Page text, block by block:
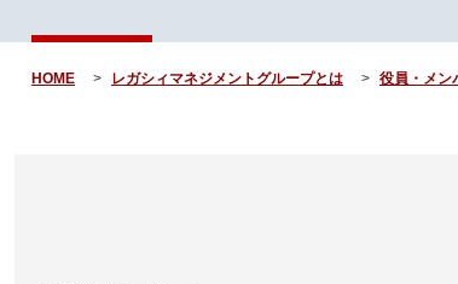
HOME レガシィマネジメントグループとは 役員・メン